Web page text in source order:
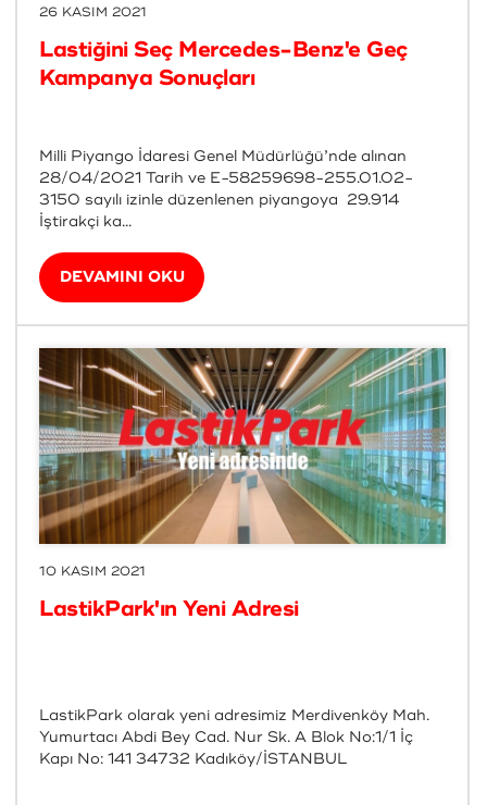
26 KASIM 2021
Lastiğini Seç Mercedes-Benz'e Geç
Kampanya Sonuçları
Milli Piyango İdaresi Genel Müdürlüğü’nde alınan
28/04/2021 Tarih ve E-58259698-255.01.02-
3150 sayılı izinle düzenlenen piyangoya 29.914
İştirakçi ka...
DEVAMINI OKU
10 KASIM 2021
LastikPark'ın Yeni Adresi
LastikPark olarak yeni adresimiz Merdivenköy Mah.
Yumurtacı Abdi Bey Cad. Nur Sk. A Blok No:1/1 İç
Kapı No: 141 34732 Kadıköy/İSTANBUL